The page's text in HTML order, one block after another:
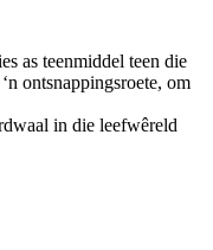
as teenmiddel teen die
ontsnappingsroete, om
in die leefwêreld